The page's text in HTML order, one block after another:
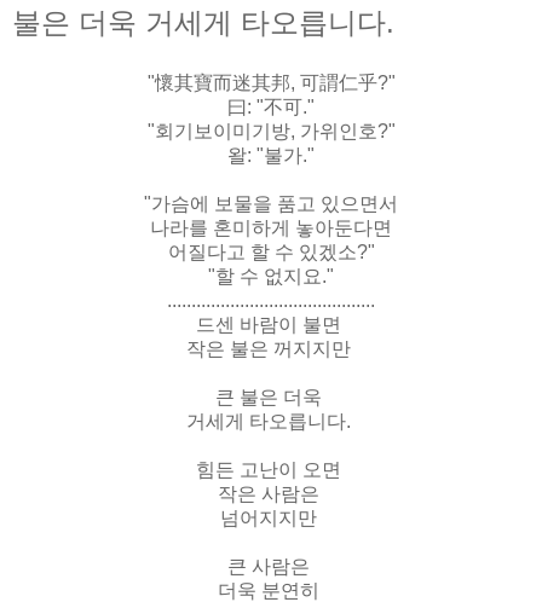
불은 더욱 거세게 타오릅니다.
"懷其寶而迷其邦, 可謂仁乎?"
曰: "不可."
"회기보이미기방, 가위인호?"
왈: "불가."
"가슴에 보물을 품고 있으면서
나라를 혼미하게 놓아둔다면
어질다고 할 수 있겠소?"
"할 수 없지요."
...........................................
드센 바람이 불면
작은 불은 꺼지지만
큰 불은 더욱
거세게 타오릅니다.
힘든 고난이 오면
작은 사람은
넘어지지만
큰 사람은
더욱 분연히